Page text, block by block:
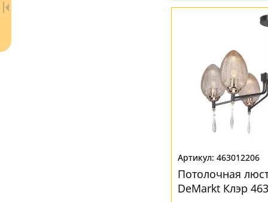
- бесплатно по России
- бесплатная доставка
463012206
Потолочная
DeMarkt Клэр